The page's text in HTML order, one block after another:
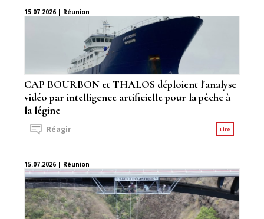
15.07.2026 | Réunion
CAP BOURBON et THALOS déploient l'analyse
vidéo par intelligence artificielle pour la pêche à
la légine
Lire
Réagir
15.07.2026 | Réunion